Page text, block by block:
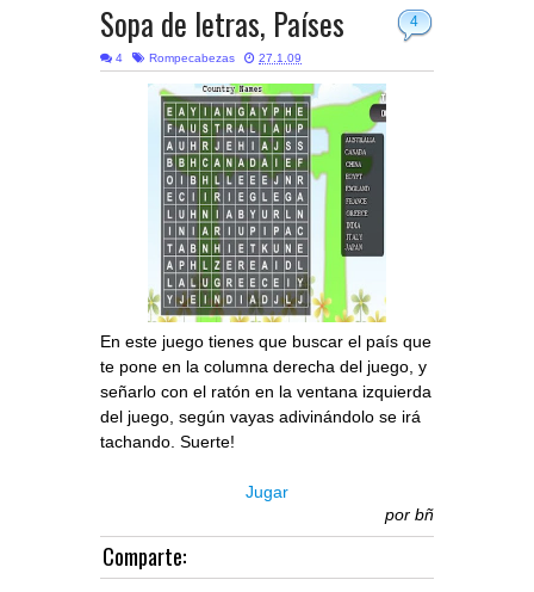
4
Sopa de letras, Países
4 Rompecabezas 27.1.09
En este juego tienes que buscar el país que
te pone en la columna derecha del juego, y
señarlo con el ratón en la ventana izquierda
del juego, según vayas adivinándolo se irá
tachando. Suerte!
Jugar
por bñ
Comparte: